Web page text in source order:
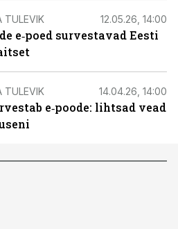
TULEVIK 12.05.26, 14:00
e‑poed survestavad Eesti
TULEVIK 14.04.26, 14:00
e‑poode: lihtsad vead